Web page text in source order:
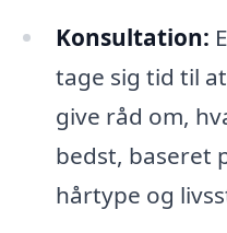
Konsultation:
tage sig tid til
give råd om,
bedst, baseret
hårtype og